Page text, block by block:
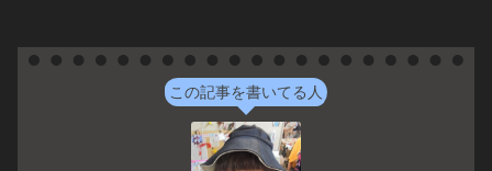
この記事を書いてる人